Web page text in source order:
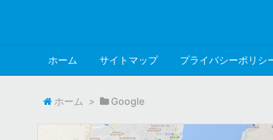
ホーム サイトマップ プライバシーポリシ
ホーム > Google